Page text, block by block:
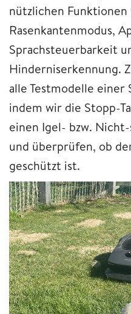
nützlichen Funktionen
Rasenkantenmodus,
Sprachsteuerbarkeit
Hinderniserkennung.
alle Testmodelle
indem wir die Stopp-
einen Igel- bzw.
und überprüfen, ob
geschützt ist.